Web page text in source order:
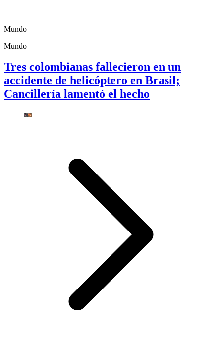
Mundo
Mundo
Tres colombianas fallecieron en un
accidente de helicóptero en Brasil;
Cancillería lamentó el hecho